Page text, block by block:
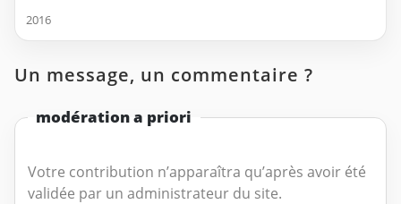
2016
Un message, un commentaire ?
modération a priori
Votre contribution n’apparaîtra qu’après avoir été
validée par un administrateur du site.